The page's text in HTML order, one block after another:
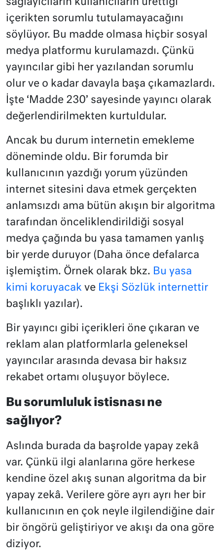
sağlayıcıların kullanıcıların ürettiği
içerikten sorumlu tutulamayacağını
söylüyor. Bu madde olmasa hiçbir sosyal
medya platformu kurulamazdı. Çünkü
yayıncılar gibi her yazılandan sorumlu
olur ve o kadar davayla başa çıkamazlardı.
İşte ‘Madde 230’ sayesinde yayıncı olarak
değerlendirilmekten kurtuldular.
Ancak bu durum internetin emekleme
döneminde oldu. Bir forumda bir
kullanıcının yazdığı yorum yüzünden
internet sitesini dava etmek gerçekten
anlamsızdı ama bütün akışın bir algoritma
tarafından önceliklendirildiği sosyal
medya çağında bu yasa tamamen yanlış
bir yerde duruyor (Daha önce defalarca
işlemiştim. Örnek olarak bkz. Bu yasa
kimi koruyacak ve Ekşi Sözlük internettir
başlıklı yazılar).
Bir yayıncı gibi içerikleri öne çıkaran ve
reklam alan platformlarla geleneksel
yayıncılar arasında devasa bir haksız
rekabet ortamı oluşuyor böylece.
Bu sorumluluk istisnası ne
sağlıyor?
Aslında burada da başrolde yapay zekâ
var. Çünkü ilgi alanlarına göre herkese
kendine özel akış sunan algoritma da bir
yapay zekâ. Verilere göre ayrı ayrı her bir
kullanıcının en çok neyle ilgilendiğine dair
bir öngörü geliştiriyor ve akışı da ona göre
diziyor.